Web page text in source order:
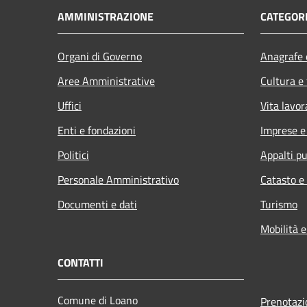
AMMINISTRAZIONE
Organi di Governo
Aree Amministrative
Uffici
Enti e fondazioni
Politici
Personale Amministrativo
Documenti e dati
Cultura
Vita
Imprese
Appalti
Catasto
Turismo
Mobilità
CONTATTI
Comune di Loano